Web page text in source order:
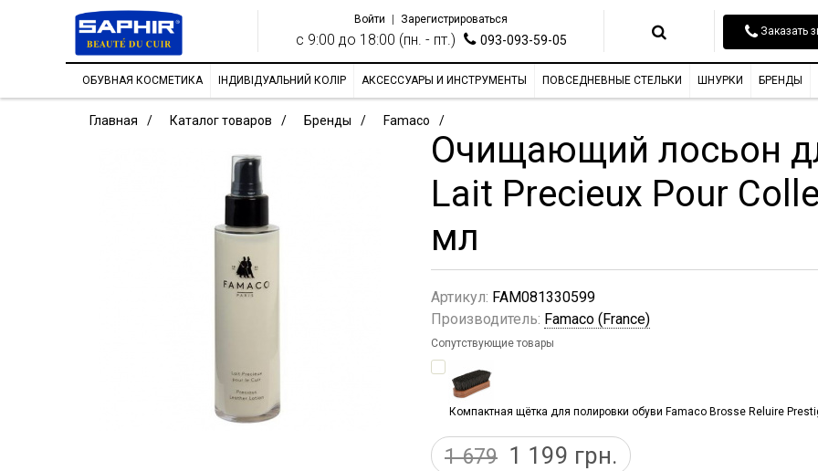
Войти Зарегистрироваться
с 9:00 до 18:00 (пн. - пт.) 093-093-59-05
Заказать
ОБУВНАЯ КОСМЕТИКА ІНДИВІДУАЛЬНИЙ КОЛІР АКСЕССУАРЫ И ИНСТРУМЕНТЫ ПОВСЕДНЕВНЫЕ СТЕЛЬКИ ШНУРКИ БРЕНДЫ
Главная Каталог товаров Бренды Famaco
Очищающий лосьон
Lait Precieux Pour
мл
Артикул: FAM081330599
Производитель: Famaco (France)
Сопутствующие товары
Компактная щётка для полировки обуви Famaco Brosse Reluire
1 679 1 199 грн.